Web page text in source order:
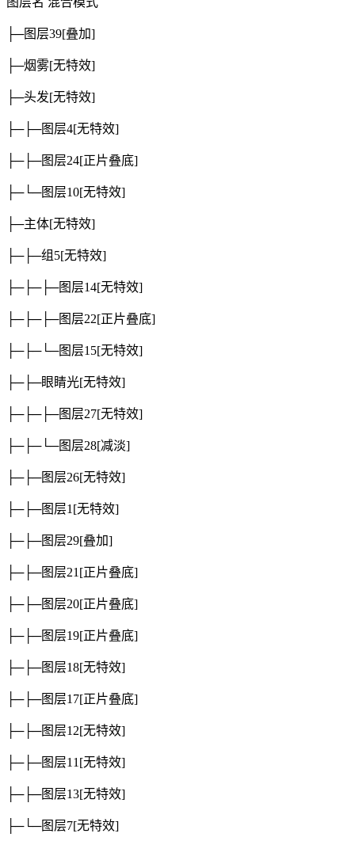
├─图层39[叠加]
├─烟雾[无特效]
├─头发[无特效]
├─├─图层4[无特效]
├─├─图层24[正片叠底]
├─└─图层10[无特效]
├─主体[无特效]
├─├─组5[无特效]
├─├─├─图层14[无特效]
├─├─├─图层22[正片叠底]
├─├─└─图层15[无特效]
├─├─眼睛光[无特效]
├─├─├─图层27[无特效]
├─├─└─图层28[减淡]
├─├─图层26[无特效]
├─├─图层1 [无特效]
├─├─图层29[叠加]
├─├─图层21 [正片叠底]
├─├─图层20[正片叠底]
├─├─图层19[正片叠底]
├─├─图层18[无特效]
├─├─图层17[正片叠底]
├─├─图层12[无特效]
├─├─图层11 [无特效]
├─├─图层13[无特效]
├─└─图层7[无特效]